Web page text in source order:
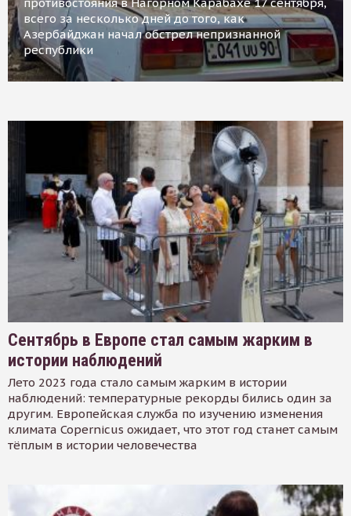
всего за несколько дней до того, как
Азербайджан начал обстрел непризнанной
республики
Сентябрь в Европе стал самым жарким в
истории наблюдений
Лето 2023 года стало самым жарким в истории
наблюдений: температурные рекорды бились один за
другим. Европейская служба по изучению изменения
климата Copernicus ожидает, что этот год станет самым
тёплым в истории человечества